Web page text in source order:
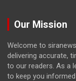
Our Mission
Welcome to
delivering accurate,
to our readers. As a
to keep you